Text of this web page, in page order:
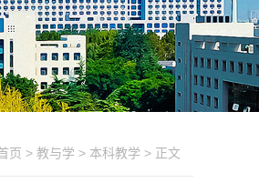
页 > 教与学 > 本科教学 > 正文